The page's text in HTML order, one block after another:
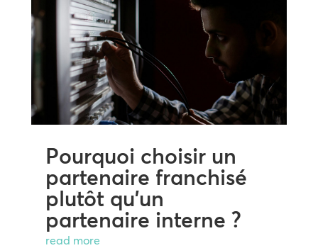
Pourquoi choisir un
partenaire franchisé
plutôt qu’un
partenaire interne ?
read more